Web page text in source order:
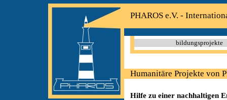
PHAROS e.V. -
bildungsprojekte
Humanitäre Projekte von
Hilfe zu einer nachhaltigen